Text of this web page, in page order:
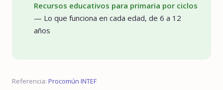
Recursos educativos para primaria por ciclos
— Lo que funciona en cada edad, de 6 a 12
años
Referencia: Procomún INTEF